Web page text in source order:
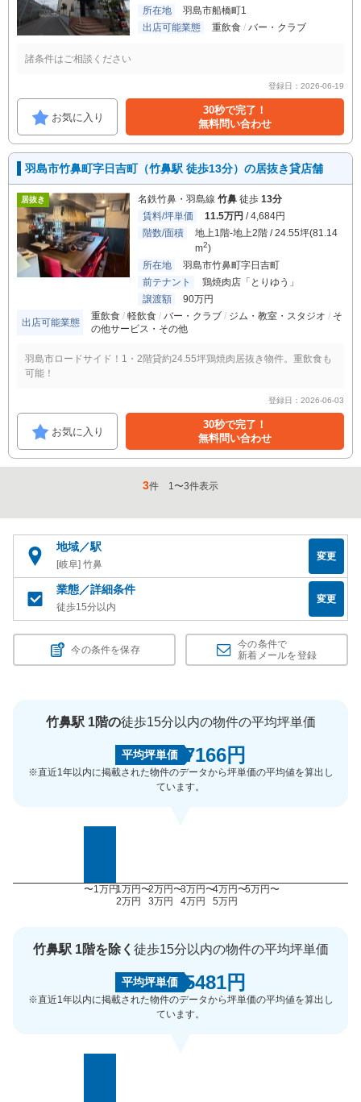
所在地
羽島市船橋町1
出店可能業態
重飲食 バー・クラブ
諸条件はご相談ください
登録日：2026-06-19
お気に入り
30秒で完了！
無料問い合わせ
羽島市竹鼻町字日吉町（竹鼻駅 徒歩13分）の居抜き貸店舗
居抜き 名鉄竹鼻・羽島線 竹鼻 徒歩 13分
賃料/坪単価
11.5万円 / 4,684円
階数/面積
地上1階-地上2階 / 24.55坪(81.14
m2)
所在地
羽島市竹鼻町字日吉町
前テナント
鶏焼肉店「とりゆう」
譲渡額
90万円
出店可能業態
重飲食 軽飲食 バー・クラブ ジム・教室・スタジオ
そ
の他サービス・その他
羽島市ロードサイド！1・2階貸約24.55坪鶏焼肉居抜き物件。重飲食も
可能！
登録日：2026-06-03
お気に入り
30秒で完了！
無料問い合わせ
3件 1〜3件表示
地域／駅
[岐阜] 竹鼻
変更
業態／詳細条件
徒歩15分以内
変更
今の条件を保存
今の条件で
新着メールを登録
竹鼻駅 1階の徒歩15分以内の物件の平均坪単価
平均坪単価 7166円
※直近1年以内に掲載された物件のデータから坪単価の平均値を算出し
ています。
〜1万円1万円〜
2万円
2万円〜
3万円
3万円〜
4万円
4万円〜
5万円
5万円〜
竹鼻駅 1階を除く 徒歩15分以内の物件の平均坪単価
平均坪単価 5481円
※直近1年以内に掲載された物件のデータから坪単価の平均値を算出し
ています。